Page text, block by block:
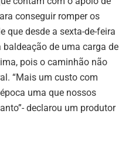
conseguir romper os
que desde a sexta-de-feira
de uma carga de
pois o caminhão não
“Mais um custo com
uma que nossos
declarou um produtor